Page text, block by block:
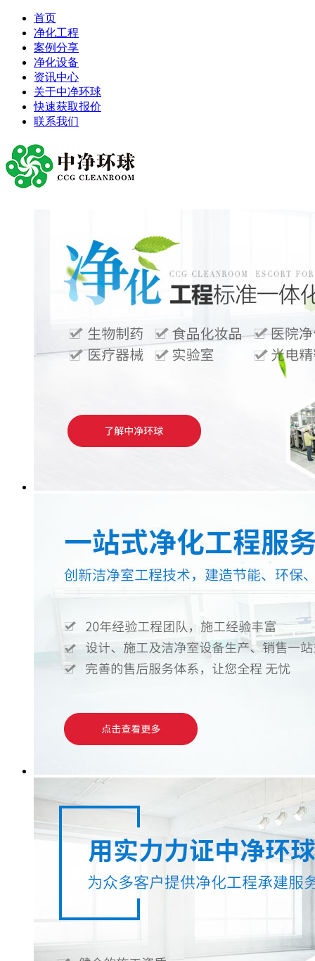
首页
净化工程
案例分享
净化设备
资讯中心
关于中净环球
快速获取报价
联系我们